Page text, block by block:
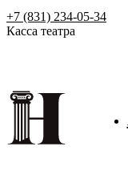
+7 (831) 234-05-34
Касса театра